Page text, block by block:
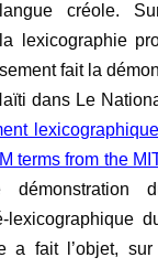
créole.
lexicographie
fait la
dans Le
terms from the
démonstration
lexicographique
a fait l’objet,